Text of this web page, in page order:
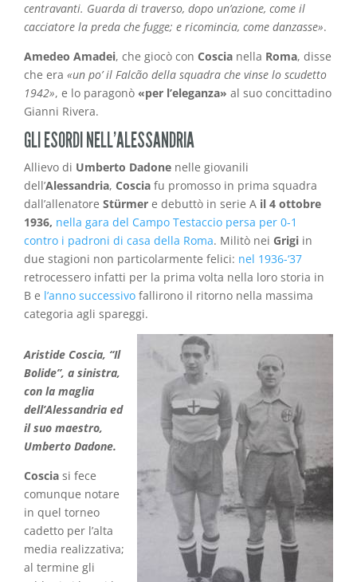
centravanti. Guarda di traverso, dopo un’azione, come il
cacciatore la preda che fugge; e ricomincia, come danzasse».
Amedeo Amadei, che giocò con Coscia nella Roma, disse
che era «un po’ il Falcão della squadra che vinse lo scudetto
1942», e lo paragonò «per l’eleganza» al suo concittadino
Gianni Rivera.
GLI ESORDI NELL’ALESSANDRIA
Allievo di Umberto Dadone nelle giovanili
dell’Alessandria, Coscia fu promosso in prima squadra
dall’allenatore Stürmer e debuttò in serie A il 4 ottobre
1936, nella gara del Campo Testaccio persa per 0-1
contro i padroni di casa della Roma. Militò nei Grigi in
due stagioni non particolarmente felici: nel 1936-‘37
retrocessero infatti per la prima volta nella loro storia in
B e l’anno successivo fallirono il ritorno nella massima
categoria agli spareggi.
Aristide Coscia, “Il
Bolide”, a sinistra,
con la maglia
dell’Alessandria ed
il suo maestro,
Umberto Dadone.
Coscia si fece
comunque notare
in quel torneo
cadetto per l’alta
media realizzativa;
al termine gli